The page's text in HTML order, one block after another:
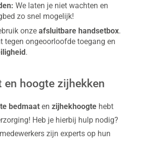
We laten je niet wachten en
zo snel mogelijk!
onze afsluitbare handsetbox.
tegen ongeoorloofde toegang en
.
en hoogte zijhekken
bedmaat en zijhekhoogte hebt
Heb je hierbij hulp nodig?
zijn experts op hun